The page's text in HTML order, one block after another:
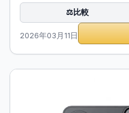
⚖️比較
2026年03月11日